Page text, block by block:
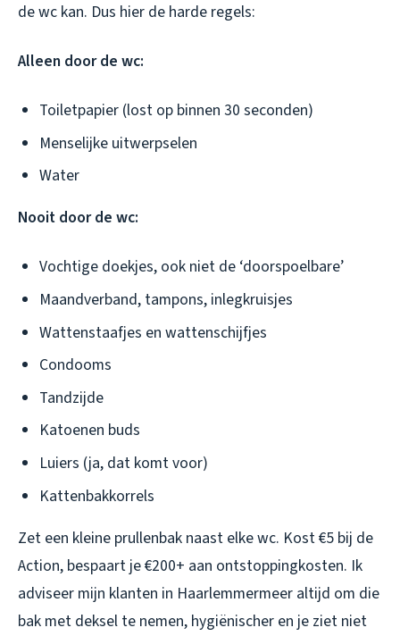
de wc kan. Dus hier de harde regels:
Alleen door de wc:
Toiletpapier (lost op binnen 30 seconden)
Menselijke uitwerpselen
Water
Nooit door de wc:
Vochtige doekjes, ook niet de ‘doorspoelbare’
Maandverband, tampons, inlegkruisjes
Wattenstaafjes en wattenschijfjes
Condooms
Tandzijde
Katoenen buds
Luiers (ja, dat komt voor)
Kattenbakkorrels
Zet een kleine prullenbak naast elke wc. Kost €5 bij de
Action, bespaart je €200+ aan ontstoppingkosten. Ik
adviseer mijn klanten in Haarlemmermeer altijd om die
bak met deksel te nemen, hygiënischer en je ziet niet